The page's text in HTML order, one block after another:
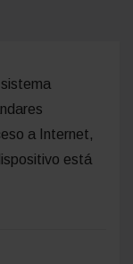
a Internet,
está